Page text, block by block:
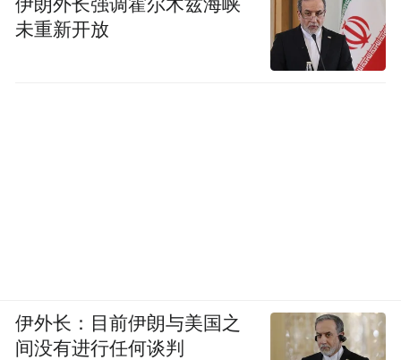
伊朗外长强调霍尔木兹海峡
未重新开放
伊外长：目前伊朗与美国之
间没有进行任何谈判